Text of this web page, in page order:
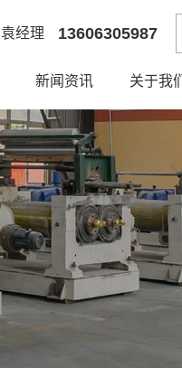
袁经理 13606305987
新闻资讯 关于我们